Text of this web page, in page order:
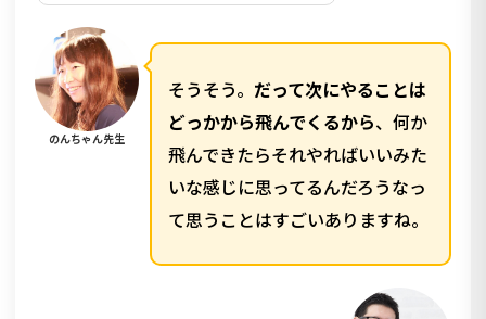
のんちゃん先生
そうそう。 だって次にやることは
どっかから飛んでくるから、何か
飛んできたらそれやればいいみた
いな感じに思ってるんだろうなっ
て思うことはすごいありますね。